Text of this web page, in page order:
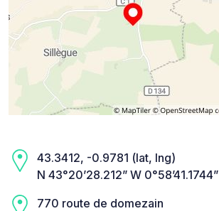
43.3412, -0.9781 (lat, lng)
N 43°20’28.212” W 0°58’41.1744”
770 route de domezain